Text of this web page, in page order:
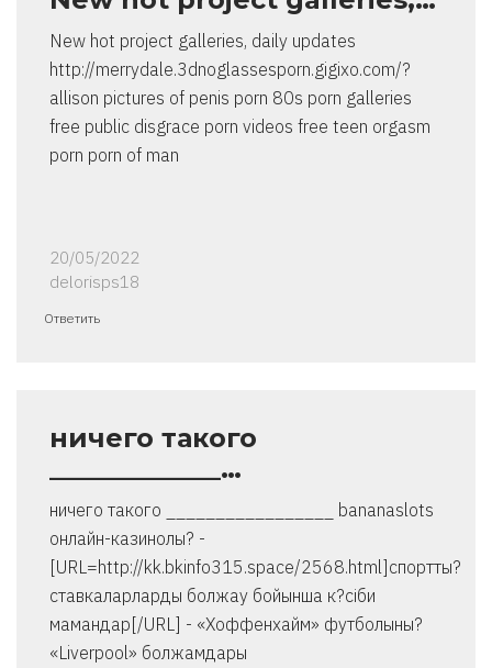
New hot project galleries, daily updates
http://merrydale.3dnoglassesporn.gigixo.com/?
allison pictures of penis porn 80s porn galleries
free public disgrace porn videos free teen orgasm
porn porn of man
20/05/2022
delorisps18
Ответить
ничего такого
_____________…
ничего такого _________________ bananaslots
онлайн-казинолы? -
[URL=http://kk.bkinfo315.space/2568.html]спортты?
ставкаларларды болжау бойынша к?сіби
мамандар[/URL] - «Хоффенхайм» футболыны?
«Liverpool» болжамдары